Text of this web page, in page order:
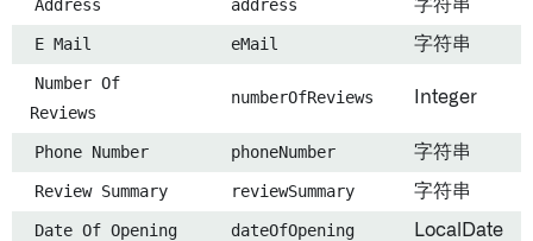
Address address 字符串
E Mail eMail 字符串
Number Of
Reviews
numberOfReviews Integer
Phone Number phoneNumber 字符串
Review Summary reviewSummary 字符串
Date Of Opening dateOfOpening LocalDate